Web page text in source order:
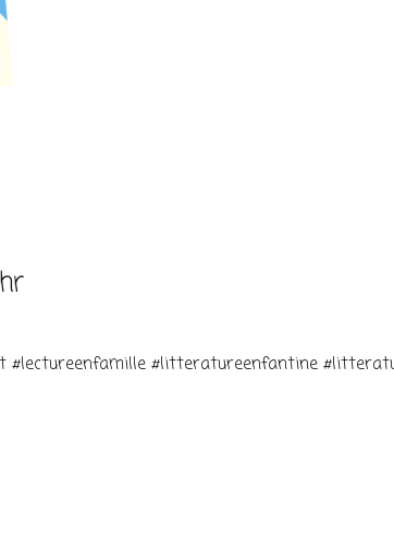
#lectureenfamille #litteratureenfantine